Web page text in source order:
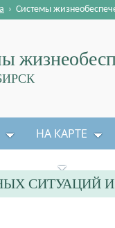
› Системы
НА КАРТЕ
СИТУАЦИЙ